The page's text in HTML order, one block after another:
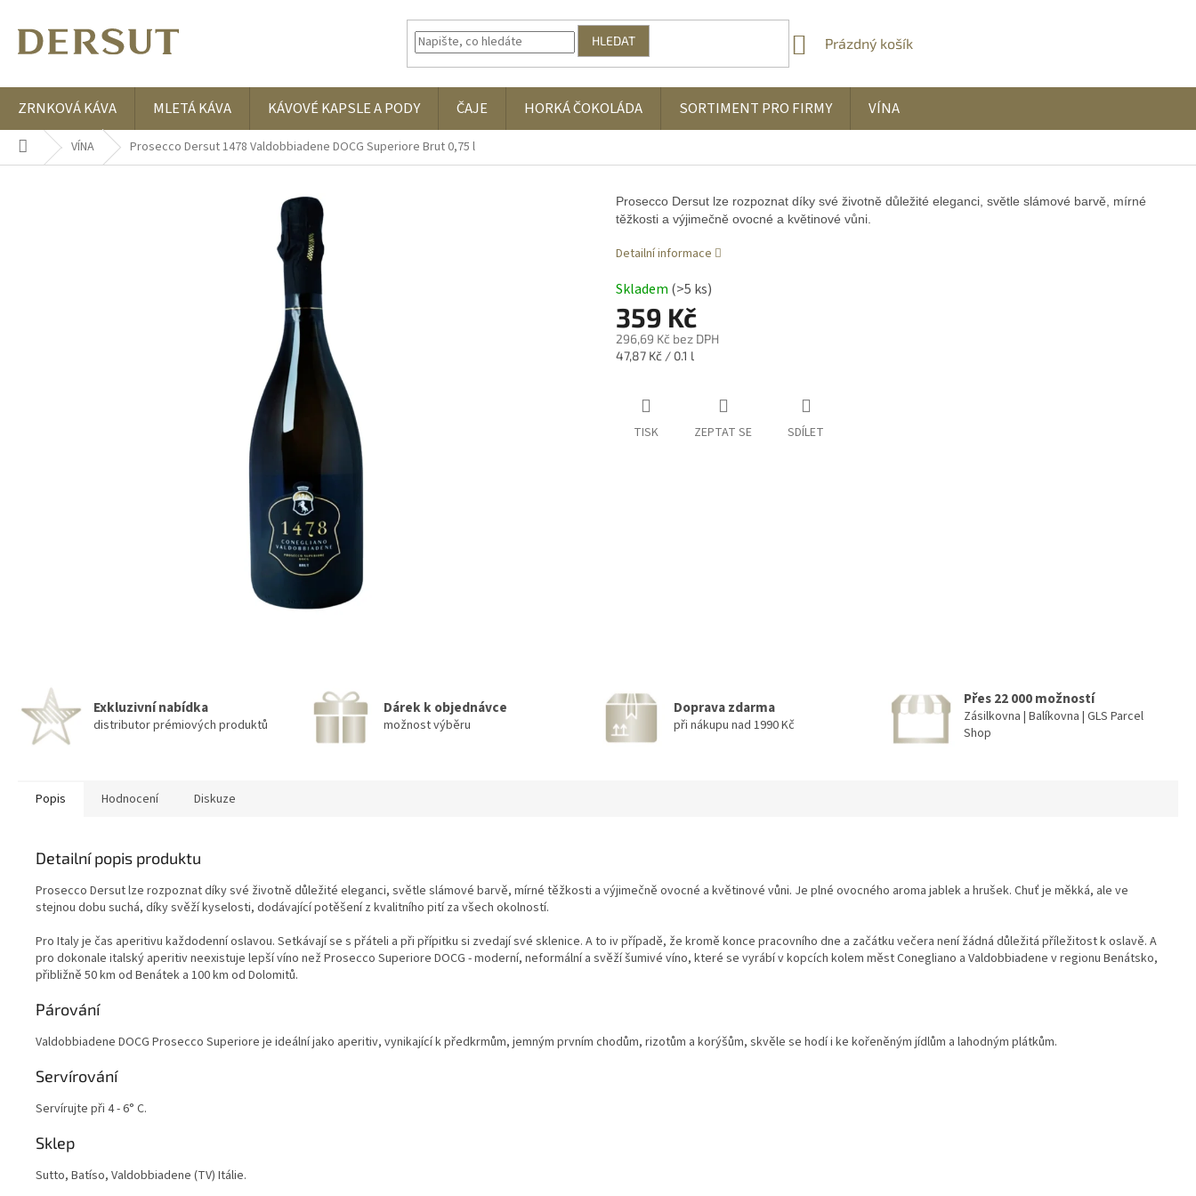
HLEDAT
NÁKUPNÍ
Prázdný košík
ZRNKOVÁ KÁVA MLETÁ KÁVA KÁVOVÉ KAPSLE A PODY ČAJE HORKÁ ČOKOLÁDA SORTIMENT PRO FIRMY VÍNA
Domů VÍNA Prosecco Dersut 1478 Valdobbiadene DOCG Superiore Brut 0,75 l
359 Kč
296,69 Kč bez DPH
Měrná
47,87 Kč / 0.1 l
Skladem (>5 ks)
Prosecco Dersut lze rozpoznat díky své životně důležité eleganci, světle slámové barvě, mírné
těžkosti a výjimečně ovocné a květinové vůni.
Detailní informace
TISK ZEPTAT SE SDÍLET
Exkluzivní nabídka
distributor prémiových produktů
Dárek k objednávce
možnost výběru
Doprava zdarma
při nákupu nad 1990 Kč
Přes 22 000 možností
Zásilkovna | Balíkovna | GLS Parcel
Shop
Popis Hodnocení Diskuze
Detailní popis produktu
Prosecco Dersut lze rozpoznat díky své životně důležité eleganci, světle slámové barvě, mírné těžkosti a výjimečně ovocné a květinové vůni. Je plné ovocného aroma jablek a hrušek. Chuť je měkká, ale ve
stejnou dobu suchá, díky svěží kyselosti, dodávající potěšení z kvalitního pití za všech okolností.
Pro Italy je čas aperitivu každodenní oslavou. Setkávají se s přáteli a při přípitku si zvedají své sklenice. A to iv případě, že kromě konce pracovního dne a začátku večera není žádná důležitá příležitost k oslavě. A
pro dokonale italský aperitiv neexistuje lepší víno než Prosecco Superiore DOCG - moderní, neformální a svěží šumivé víno, které se vyrábí v kopcích kolem měst Conegliano a Valdobbiadene v regionu Benátsko,
přibližně 50 km od Benátek a 100 km od Dolomitů.
Párování
Valdobbiadene DOCG Prosecco Superiore je ideální jako aperitiv, vynikající k předkrmům, jemným prvním chodům, rizotům a korýšům, skvěle se hodí i ke kořeněným jídlům a lahodným plátkům.
Servírování
Servírujte při 4 - 6° C.
Sklep
Sutto, Batíso, Valdobbiadene (TV) Itálie.